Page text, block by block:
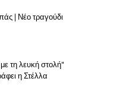
| Νέο τραγούδι
τη λευκή στολή"
η Στέλλα